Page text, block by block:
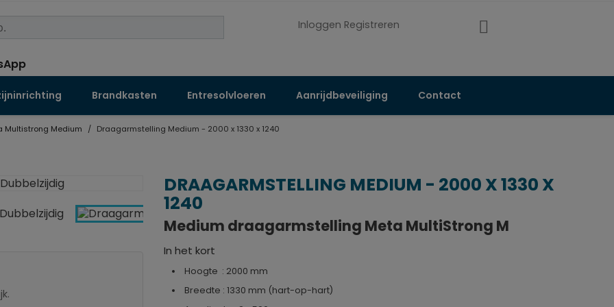
Inloggen Registreren
Brandkasten Entresolvloeren Aanrijdbeveiliging Contact
Multistrong Medium Draagarmstelling Medium - 2000 x 1330 x 1240
DRAAGARMSTELLING MEDIUM - 2000 X 1330 X
1240
Medium draagarmstelling Meta MultiStrong M
In het kort
Hoogte : 2000 mm
Breedte : 1330 mm (hart-op-hart)